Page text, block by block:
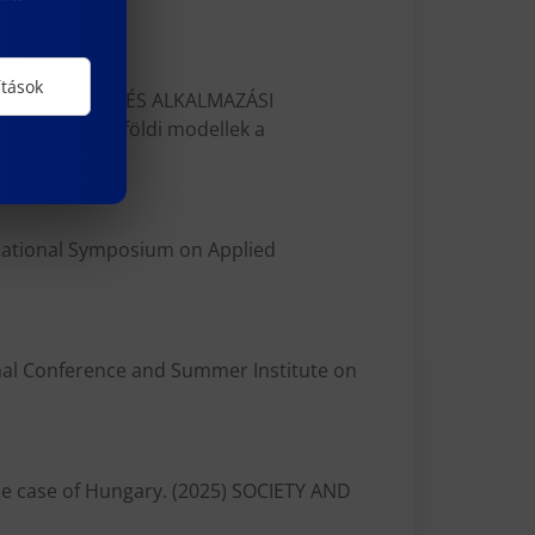
ÉS ALKALMAZÁSI
hazai és külföldi modellek a
Symposium on Applied
Conference and Summer Institute on
of Hungary. (2025) SOCIETY AND